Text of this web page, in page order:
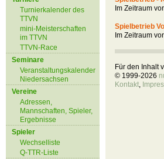
Turnierkalender des
TTVN
mini-Meisterschaften
im TTVN
TTVN-Race
Seminare
Veranstaltungskalender
Niedersachsen
Vereine
Adressen,
Mannschaften, Spieler,
Ergebnisse
Spieler
Wechselliste
Q-TTR-Liste
Im Zeitraum
Spielbetrieb
Im Zeitraum
Für den Inhalt
© 1999-2026
Kontakt,